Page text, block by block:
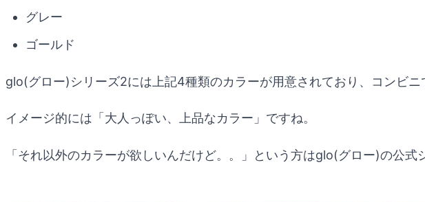
グレー
ゴールド
glo(グロー)シリーズ2には上記4種類のカラーが用意されており、コンビ
イメージ的には「大人っぽい、上品なカラー」ですね。
「それ以外のカラーが欲しいんだけど。。」という方はglo(グロー)の公